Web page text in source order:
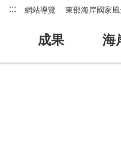
::: 網站導覽 東部海岸國家
成果 海